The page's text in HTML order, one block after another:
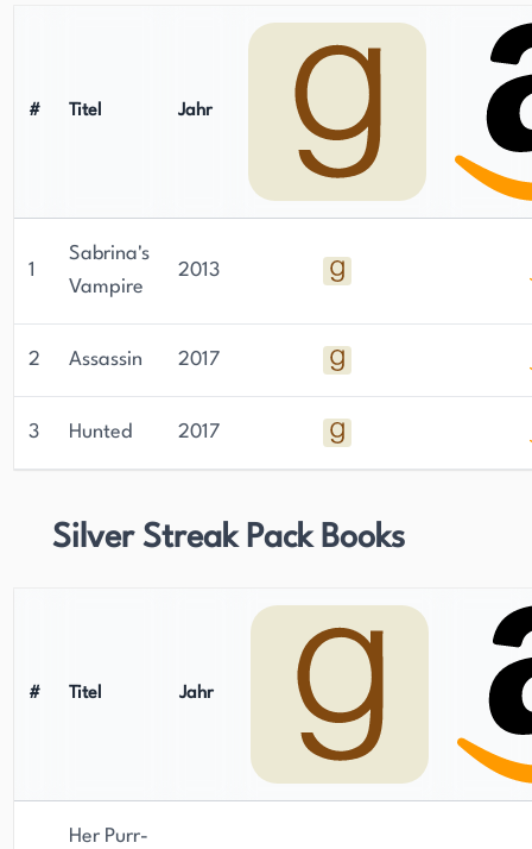
# Titel Jahr
1
Sabrina's
Vampire
2013
2 Assassin 2017
3 Hunted 2017
Silver Streak Pack Books
# Titel Jahr
Her Purr-